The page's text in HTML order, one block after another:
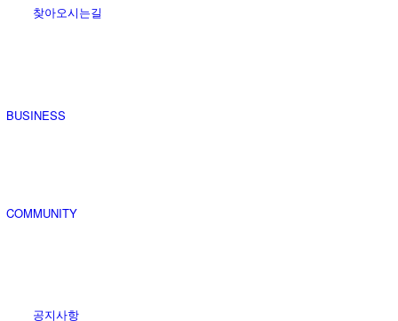
찾아오시는길
BUSINESS
COMMUNITY
공지사항